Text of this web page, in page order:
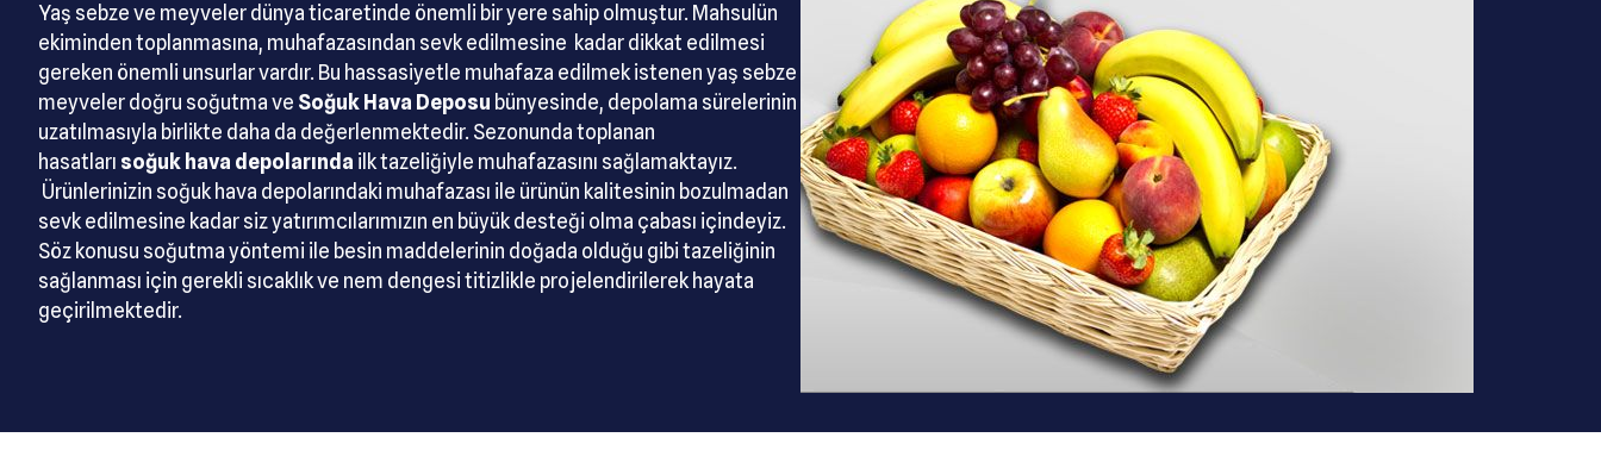
Yaş sebze ve meyveler dünya ticaretinde önemli bir yere sahip olmuştur. Mahsulün
ekiminden toplanmasına, muhafazasından sevk edilmesine kadar dikkat edilmesi
gereken önemli unsurlar vardır. Bu hassasiyetle muhafaza edilmek istenen yaş sebze
meyveler doğru soğutma ve Soğuk Hava Deposu bünyesinde, depolama sürelerinin
uzatılmasıyla birlikte daha da değerlenmektedir. Sezonunda toplanan
hasatları soğuk hava depolarında ilk tazeliğiyle muhafazasını sağlamaktayız.
Ürünlerinizin soğuk hava depolarındaki muhafazası ile ürünün kalitesinin bozulmadan
sevk edilmesine kadar siz yatırımcılarımızın en büyük desteği olma çabası içindeyiz.
Söz konusu soğutma yöntemi ile besin maddelerinin doğada olduğu gibi tazeliğinin
sağlanması için gerekli sıcaklık ve nem dengesi titizlikle projelendirilerek hayata
geçirilmektedir.